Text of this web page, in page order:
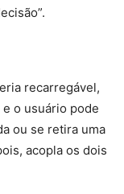
recarregável,
e o usuário pode
ou se retira uma
acopla os dois